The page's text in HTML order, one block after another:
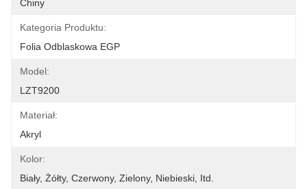
Chiny
Kategoria Produktu:
Folia Odblaskowa EGP
Model:
LZT9200
Materiał:
Akryl
Kolor:
Biały, Żółty, Czerwony, Zielony, Niebieski, Itd.